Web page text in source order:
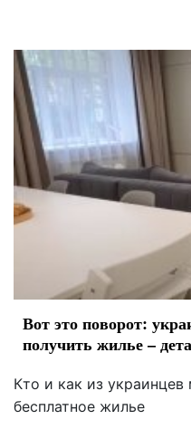
Вот это поворот:
получить жилье –
Кто и как из
бесплатное жилье